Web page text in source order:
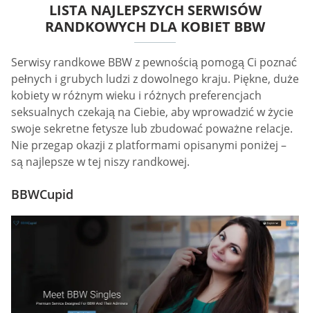
LISTA NAJLEPSZYCH SERWISÓW
RANDKOWYCH DLA KOBIET BBW
Serwisy randkowe BBW z pewnością pomogą Ci poznać
pełnych i grubych ludzi z dowolnego kraju. Piękne, duże
kobiety w różnym wieku i różnych preferencjach
seksualnych czekają na Ciebie, aby wprowadzić w życie
swoje sekretne fetysze lub zbudować poważne relacje.
Nie przegap okazji z platformami opisanymi poniżej –
są najlepsze w tej niszy randkowej.
BBWCupid